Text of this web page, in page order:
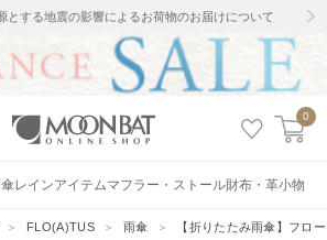
とする地震の影響によるお荷物のお届けについて
0
レインアイテムマフラー・ストール財布・革小物
＞ FLO(A)TUS ＞ 雨傘 ＞ 【折りたたみ雨傘】フ